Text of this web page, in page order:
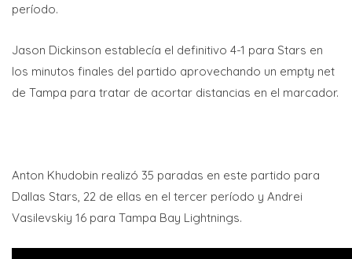
período.
Jason Dickinson establecía el definitivo 4-1 para Stars en
los minutos finales del partido aprovechando un empty net
de Tampa para tratar de acortar distancias en el marcador.
Anton Khudobin realizó 35 paradas en este partido para
Dallas Stars, 22 de ellas en el tercer período y Andrei
Vasilevskiy 16 para Tampa Bay Lightnings.